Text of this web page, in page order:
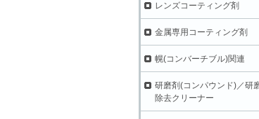
レンズコーティング剤
金属専用コーティング剤
幌(コンバーチブル)関連
研磨剤(コンパウンド)／研
除去クリーナー